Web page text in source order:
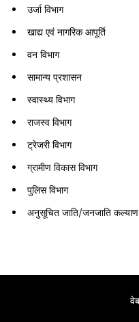
उर्जा विभाग
खाद्य एवं नागरिक आपूर्ति
वन विभाग
सामान्य प्रशासन
स्वास्थ्य विभाग
राजस्व विभाग
ट्रेजरी विभाग
ग्रामीण विकास विभाग
पुलिस विभाग
अनुसूचित जाति/जनजाति कल्याण